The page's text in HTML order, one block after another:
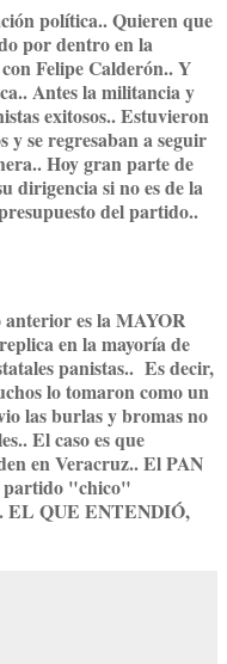
política.. Quieren que
por dentro en la
Felipe Calderón.. Y
Antes la militancia y
exitosos.. Estuvieron
y se regresaban a seguir
Hoy gran parte de
dirigencia si no es de la
del partido..
anterior es la MAYOR
en la mayoría de
panistas.. Es decir,
lo tomaron como un
las burlas y bromas no
El caso es que
en Veracruz.. El PAN
partido "chico"
EL QUE ENTENDIÓ,